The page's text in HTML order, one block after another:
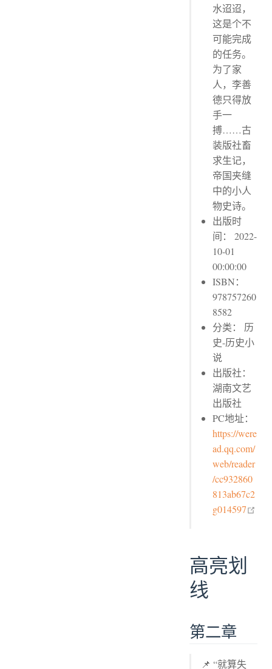
水迢迢，
这是个不
可能完成
的任务。
为了家
人，李善
德只得放
手一
搏……古
装版社畜
求生记，
帝国夹缝
中的小人
物史诗。
出版时
间： 2022-
10-01
00:00:00
ISBN：
978757260
8582
分类： 历
史-历史小
说
出版社：
湖南文艺
出版社
PC地址：
https://were
ad.qq.com/
web/reader
/cc932860
813ab67c2
g014597
高亮划
线
第二章
📌 “就算失